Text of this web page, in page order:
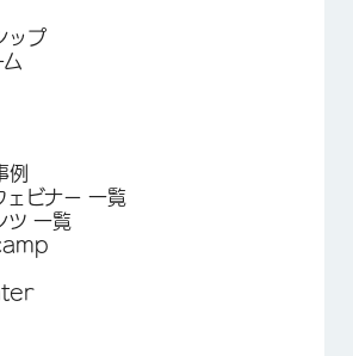
ップ
例
ェビナー 一覧
ツ 一覧